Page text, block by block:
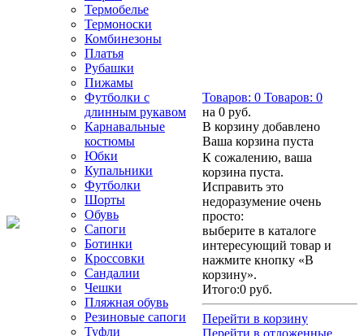
Термобелье
Термоноски
Комбинезоны
Платья
Рубашки
Пижамы
Футболки с
длинным рукавом
Карнавальные
костюмы
Юбки
Купальники
Футболки
Шорты
Обувь
Сапоги
Ботинки
Кроссовки
Сандалии
Чешки
Пляжная обувь
Резиновые сапоги
Туфли
Товаров: 0 Товаров: 0
на 0 руб.
В корзину добавлено
Ваша корзина пуста
К сожалению, ваша
корзина пуста.
Исправить это
недоразумение очень
просто:
выберите в каталоге
интересующий товар и
нажмите кнопку «В
корзину».
Итого:0 руб.
Перейти в корзину
Перейти в отложенные